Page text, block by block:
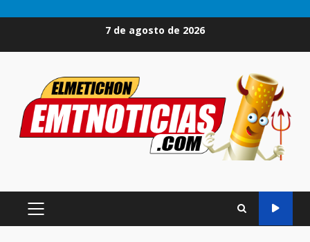
7 de agosto de 2026
MENÚ
PRINCIPAL